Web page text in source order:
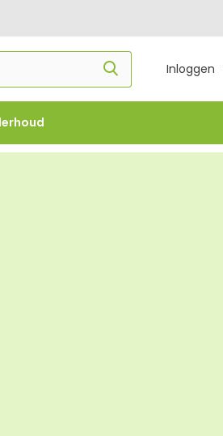
Inloggen
-